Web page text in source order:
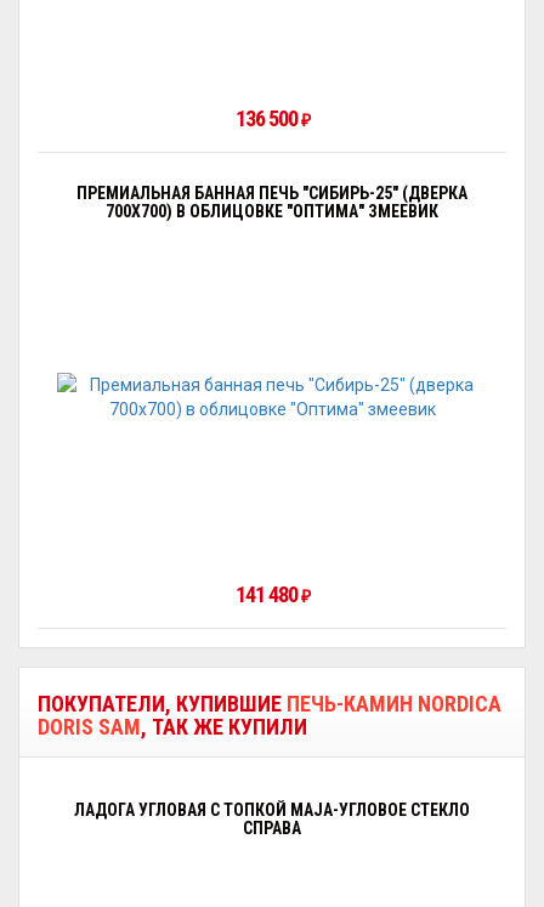
136 500₽
ПРЕМИАЛЬНАЯ БАННАЯ ПЕЧЬ "СИБИРЬ-25" (ДВЕРКА
700Х700) В ОБЛИЦОВКЕ "ОПТИМА" ЗМЕЕВИК
141 480₽
ПОКУПАТЕЛИ, КУПИВШИЕ ПЕЧЬ-КАМИН NORDICA
DORIS SAM, ТАК ЖЕ КУПИЛИ
ЛАДОГА УГЛОВАЯ С ТОПКОЙ MAJA-УГЛОВОЕ СТЕКЛО
СПРАВА